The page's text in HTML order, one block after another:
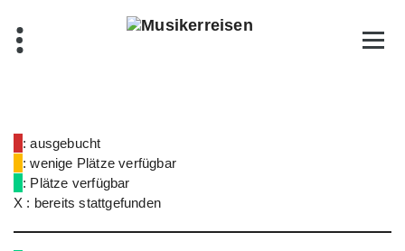
content
: ausgebucht
: wenige Plätze verfügbar
: Plätze verfügbar
X : bereits stattgefunden